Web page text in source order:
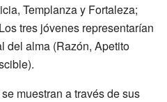
Templanza y Fortaleza;
tres jóvenes representarían
del alma (Razón, Apetito
muestran a través de sus